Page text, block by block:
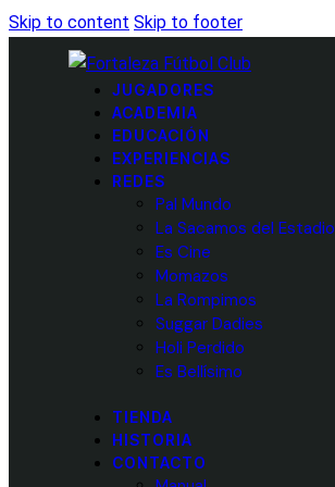
Skip to content Skip to footer
JUGADORES
ACADEMIA
EDUCACIÓN
EXPERIENCIAS
REDES
Pal Mundo
La Sacamos del Estadio
Es Cine
Momazos
La Rompimos
Suggar Dadies
Holi Perdido
Es Bellísimo
TIENDA
HISTORIA
CONTACTO